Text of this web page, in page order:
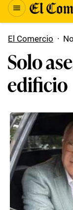
El Comercio ·
Solo
edificio